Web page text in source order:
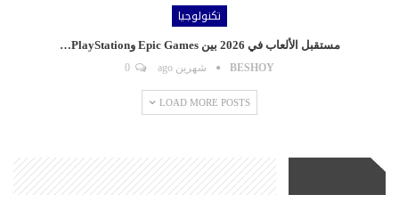
تكنولوجيا
مستقبل الألعاب في 2026 بين Epic Games وPlayStation…
BESHOY شهرين ago
LOAD MORE POSTS